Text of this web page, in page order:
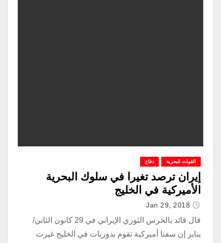
القوات البحرية دفاع
إيران ترصد تغيرا في سلوك البحرية
الأميركية في الخليج
Jan 29, 2018
قال قائد بالحرس الثوري الإيراني في 29 كانون الثاني/
يناير إن سفنا أميركية تقوم بدوريات في الخليج غيرت